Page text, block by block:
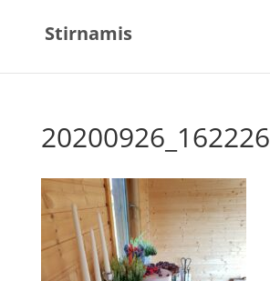
Stirnamis
20200926_162226